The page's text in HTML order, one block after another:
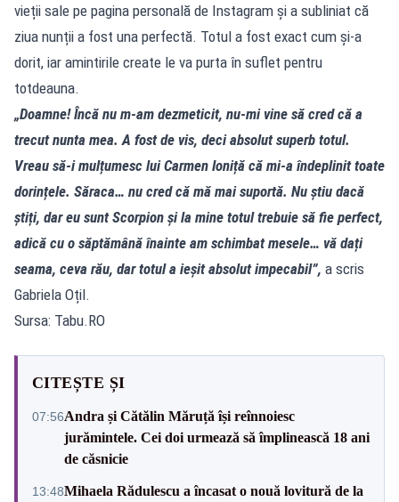
vieții sale pe pagina personală de Instagram și a subliniat că
ziua nunții a fost una perfectă. Totul a fost exact cum și-a
dorit, iar amintirile create le va purta în suflet pentru
totdeauna.
„Doamne! Încă nu m-am dezmeticit, nu-mi vine să cred că a
trecut nunta mea. A fost de vis, deci absolut superb totul.
Vreau să-i mulțumesc lui Carmen Ioniță că mi-a îndeplinit toate
dorințele. Săraca… nu cred că mă mai suportă. Nu știu dacă
știți, dar eu sunt Scorpion și la mine totul trebuie să fie perfect,
adică cu o săptămână înainte am schimbat mesele… vă dați
seama, ceva rău, dar totul a ieșit absolut impecabil”, a scris
Gabriela Oțil.
Sursa: Tabu.RO
CITEȘTE ȘI
07:56Andra și Cătălin Măruță își reînnoiesc
jurămintele. Cei doi urmează să împlinească 18 ani
de căsnicie
13:48Mihaela Rădulescu a încasat o nouă lovitură de la